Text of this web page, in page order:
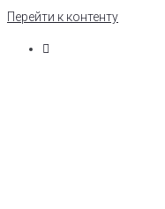
Перейти к контенту